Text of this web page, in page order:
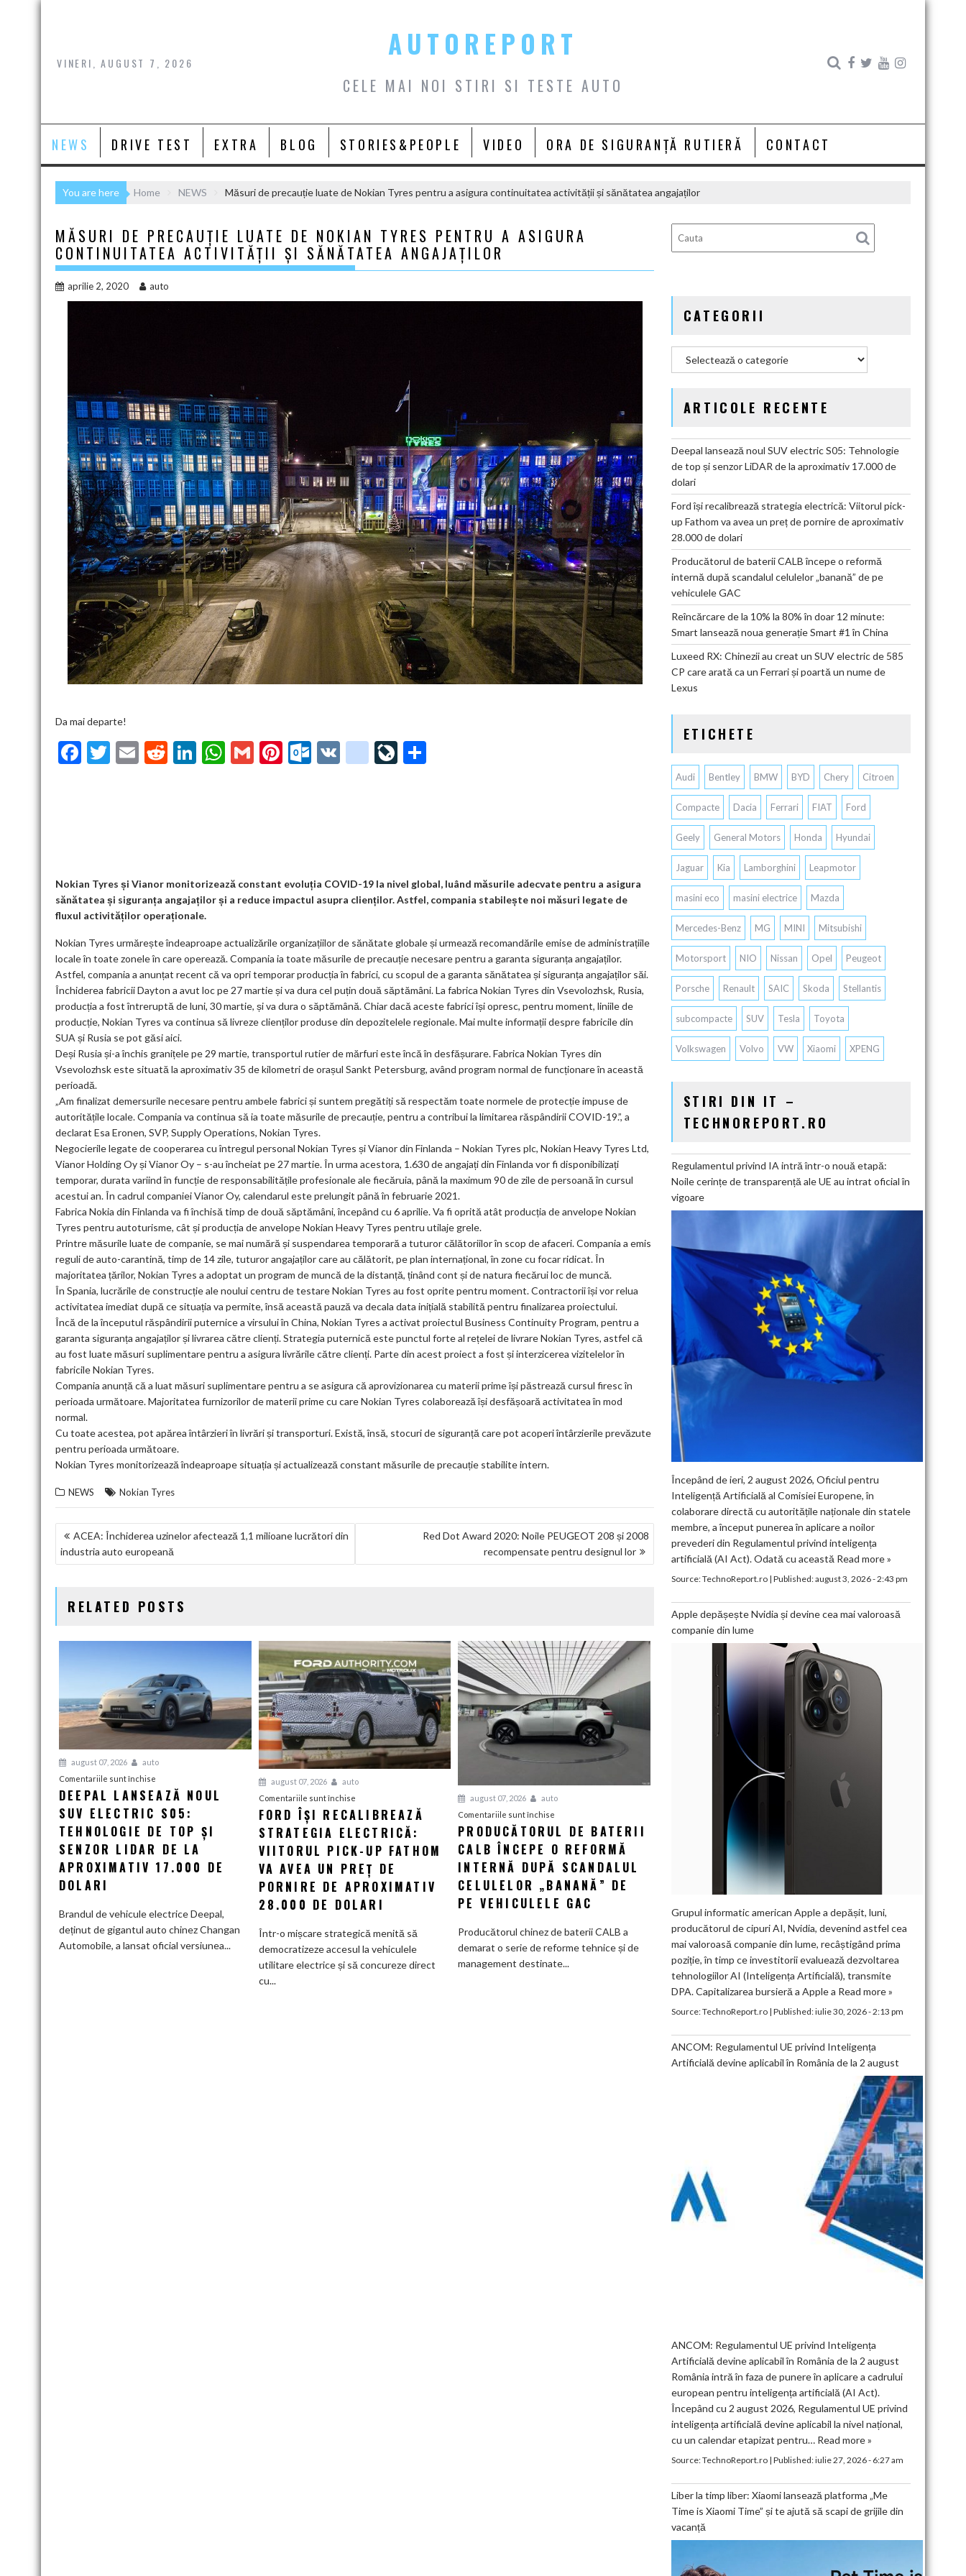
Skip
VINERI, AUGUST 7, 2026
AUTOREPORT
CELE MAI NOI STIRI SI TESTE AUTO
NEWS DRIVE TEST EXTRA BLOG STORIES&PEOPLE VIDEO ORA DE SIGURANȚĂ RUTIERĂ CONTACT
You are here Home NEWS Măsuri de precauție luate de Nokian Tyres pentru a asigura continuitatea activității și sănătatea angajaților
MĂSURI DE PRECAUȚIE LUATE DE NOKIAN TYRES PENTRU A ASIGURA
CONTINUITATEA ACTIVITĂȚII ȘI SĂNĂTATEA ANGAJAȚILOR
aprilie 2, 2020 auto
Da mai departe!
F
k
T
E
R
Li W
p
G
Pi O
m
V
g
o
o
k
m
ar
ks
Li
Nokian Tyres și Vianor monitorizează constant evoluția COVID-19 la nivel global, luând măsurile adecvate pentru a asigura
sănătatea și siguranța angajaților și a reduce impactul asupra clienților. Astfel, compania stabilește noi măsuri legate de
fluxul activităților operaționale.
Nokian Tyres urmărește îndeaproape actualizările organizațiilor de sănătate globale și urmează recomandările emise de administrațiile
locale în toate zonele în care operează. Compania ia toate măsurile de precauție necesare pentru a garanta siguranța angajaților.
Astfel, compania a anunțat recent că va opri temporar producția în fabrici, cu scopul de a garanta sănătatea și siguranța angajaților săi.
Închiderea fabricii Dayton a avut loc pe 27 martie și va dura cel puțin două săptămâni. La fabrica Nokian Tyres din Vsevolozhsk, Rusia,
producția a fost întreruptă de luni, 30 martie, și va dura o săptămână. Chiar dacă aceste fabrici își opresc, pentru moment, liniile de
producție, Nokian Tyres va continua să livreze clienților produse din depozitelele regionale. Mai multe informații despre fabricile din
SUA și Rusia se pot găsi aici.
Deși Rusia și-a închis granițele pe 29 martie, transportul rutier de mărfuri este încă în desfășurare. Fabrica Nokian Tyres din
Vsevolozhsk este situată la aproximativ 35 de kilometri de orașul Sankt Petersburg, având program normal de funcționare în această
perioadă.
„Am finalizat demersurile necesare pentru ambele fabrici și suntem pregătiți să respectăm toate normele de protecție impuse de
autoritățile locale. Compania va continua să ia toate măsurile de precauție, pentru a contribui la limitarea răspândirii COVID-19.”, a
declarat Esa Eronen, SVP, Supply Operations, Nokian Tyres.
Negocierile legate de cooperarea cu întregul personal Nokian Tyres și Vianor din Finlanda – Nokian Tyres plc, Nokian Heavy Tyres Ltd,
Vianor Holding Oy și Vianor Oy – s-au încheiat pe 27 martie. În urma acestora, 1.630 de angajați din Finlanda vor fi disponibilizați
temporar, durata variind în funcție de responsabilitățile profesionale ale fiecăruia, până la maximum 90 de zile de persoană în cursul
acestui an. În cadrul companiei Vianor Oy, calendarul este prelungit până în februarie 2021.
Fabrica Nokia din Finlanda va fi închisă timp de două săptămâni, începând cu 6 aprilie. Va fi oprită atât producția de anvelope Nokian
Tyres pentru autoturisme, cât și producția de anvelope Nokian Heavy Tyres pentru utilaje grele.
Printre măsurile luate de companie, se mai numără și suspendarea temporară a tuturor călătoriilor în scop de afaceri. Compania a emis
reguli de auto-carantină, timp de 14 zile, tuturor angajaților care au călătorit, pe plan internațional, în zone cu focar ridicat. În
majoritatea țărilor, Nokian Tyres a adoptat un program de muncă de la distanță, ținând cont și de natura fiecărui loc de muncă.
În Spania, lucrările de construcție ale noului centru de testare Nokian Tyres au fost oprite pentru moment. Contractorii își vor relua
activitatea imediat după ce situația va permite, însă această pauză va decala data inițială stabilită pentru finalizarea proiectului.
Încă de la începutul răspândirii puternice a virsului în China, Nokian Tyres a activat proiectul Business Continuity Program, pentru a
garanta siguranța angajaților și livrarea către clienți. Strategia puternică este punctul forte al rețelei de livrare Nokian Tyres, astfel că
au fost luate măsuri suplimentare pentru a asigura livrările către clienți. Parte din acest proiect a fost și interzicerea vizitelelor în
fabricile Nokian Tyres.
Compania anunță că a luat măsuri suplimentare pentru a se asigura că aprovizionarea cu materii prime își păstrează cursul firesc în
perioada următoare. Majoritatea furnizorilor de materii prime cu care Nokian Tyres colaborează își desfășoară activitatea în mod
normal.
Cu toate acestea, pot apărea întârzieri în livrări și transporturi. Există, însă, stocuri de siguranță care pot acoperi întârzierile prevăzute
pentru perioada următoare.
Nokian Tyres monitorizează îndeaproape situația și actualizează constant măsurile de precauție stabilite intern.
NEWS Nokian Tyres
NAVIGARE
ÎN
ACEA: Închiderea uzinelor afectează 1,1 milioane lucrători din
industria auto europeană
Red Dot Award 2020: Noile PEUGEOT 208 și 2008
recompensate pentru designul lor
RELATED POSTS
august 07, 2026
auto
Comentariile sunt închise
Deepal
lansează
noul
electric
S05:
top
și
senzor
DEEPAL LANSEAZĂ NOUL
SUV ELECTRIC S05:
TEHNOLOGIE DE TOP ȘI
SENZOR LIDAR DE LA
APROXIMATIV 17.000 DE
DOLARI
Brandul de vehicule electrice Deepal,
deținut de gigantul auto chinez Changan
Automobile, a lansat oficial versiunea...
august 07, 2026
auto
Comentariile sunt închisepentru
Ford
își
recalibrează
electrică:
Viitorul
pick-
Fathom
va
avea
FORD ÎȘI RECALIBREAZĂ
STRATEGIA ELECTRICĂ:
VIITORUL PICK-UP FATHOM
VA AVEA UN PREȚ DE
PORNIRE DE APROXIMATIV
28.000 DE DOLARI
Într-o mișcare strategică menită să
democratizeze accesul la vehiculele
utilitare electrice și să concureze direct
cu...
august 07, 2026
auto
Comentariile sunt închise
Producătorul
de
baterii
începe
o
PRODUCĂTORUL DE BATERII
CALB ÎNCEPE O REFORMĂ
INTERNĂ DUPĂ SCANDALUL
CELULELOR „BANANĂ” DE
PE VEHICULELE GAC
Producătorul chinez de baterii CALB a
demarat o serie de reforme tehnice și de
management destinate...
CATEGORII
ARTICOLE RECENTE
Deepal lansează noul SUV electric S05: Tehnologie
de top și senzor LiDAR de la aproximativ 17.000 de
dolari
Ford își recalibrează strategia electrică: Viitorul pick-
up Fathom va avea un preț de pornire de aproximativ
28.000 de dolari
Producătorul de baterii CALB începe o reformă
internă după scandalul celulelor „banană” de pe
vehiculele GAC
Reîncărcare de la 10% la 80% în doar 12 minute:
Smart lansează noua generație Smart #1 în China
Luxeed RX: Chinezii au creat un SUV electric de 585
CP care arată ca un Ferrari și poartă un nume de
Lexus
ETICHETE
Audi Bentley BMW BYD Chery Citroen
Compacte Dacia Ferrari FIAT Ford
Geely General Motors Honda Hyundai
Jaguar Kia Lamborghini Leapmotor
masini eco masini electrice Mazda
Mercedes-Benz MG MINI Mitsubishi
Motorsport NIO Nissan Opel Peugeot
Porsche Renault SAIC Skoda Stellantis
subcompacte SUV Tesla Toyota
Volkswagen Volvo VW Xiaomi XPENG
STIRI DIN IT –
TECHNOREPORT.RO
Regulamentul privind IA intră într-o nouă etapă:
Noile cerințe de transparență ale UE au intrat oficial în
vigoare
Începând de ieri, 2 august 2026, Oficiul pentru
Inteligență Artificială al Comisiei Europene, în
colaborare directă cu autoritățile naționale din statele
membre, a început punerea în aplicare a noilor
prevederi din Regulamentul privind inteligența
artificială (AI Act). Odată cu această Read more »
Source:TechnoReport.ro| Published:august 3, 2026 - 2:43 pm
Apple depășește Nvidia și devine cea mai valoroasă
companie din lume
Grupul informatic american Apple a depășit, luni,
producătorul de cipuri AI, Nvidia, devenind astfel cea
mai valoroasă companie din lume, recâștigând prima
poziție, în timp ce investitorii evaluează dezvoltarea
tehnologiilor AI (Inteligența Artificială), transmite
DPA. Capitalizarea bursieră a Apple a Read more »
Source:TechnoReport.ro| Published:iulie 30, 2026 - 2:13 pm
ANCOM: Regulamentul UE privind Inteligența
Artificială devine aplicabil în România de la 2 august
ANCOM: Regulamentul UE privind Inteligența
Artificială devine aplicabil în România de la 2 august
România intră în faza de punere în aplicare a cadrului
european pentru inteligența artificială (AI Act).
Începând cu 2 august 2026, Regulamentul UE privind
inteligența artificială devine aplicabil la nivel național,
cu un calendar etapizat pentru… Read more »
Source:TechnoReport.ro| Published:iulie 27, 2026 - 6:27 am
Liber la timp liber: Xiaomi lansează platforma „Me
Time is Xiaomi Time” și te ajută să scapi de grijile din
vacanță